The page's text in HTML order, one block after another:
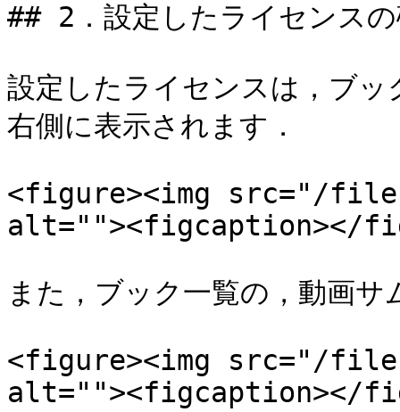
## 2．設定したライセンス
設定したライセンスは，ブ
右側に表示されます．
<figure><img src="/
alt=""><figcaption></
また，ブック一覧の，動画
<figure><img src="/files/